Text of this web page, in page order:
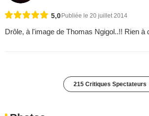
5,0Publiée le 20 juillet 2014
Drôle, à l'image de Thomas Ngigol..!! Rien à
215 Critiques Spectateurs